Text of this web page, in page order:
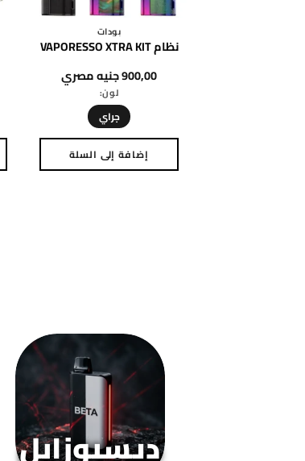
بودات
نظام VAPORESSO XTRA KIT
900,00جنيه مصري
لون:
جراي
إضافة إلى السلة
على
صفحة
المنتج
ديسبوزابل